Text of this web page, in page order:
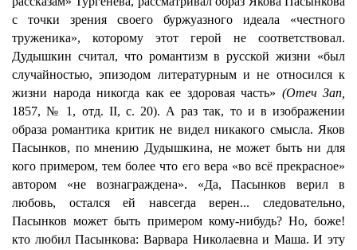
с точки зрения своего буржуазного идеала «честного
труженика», которому этот герой не соответствовал.
Дудышкин считал, что романтизм в русской жизни «был
случайностью, эпизодом литературным и не относился к
жизни народа никогда как ее здоровая часть» (Отеч Зап,
1857, № 1, отд. II, с. 20). А раз так, то и в изображении
образа романтика критик не видел никакого смысла. Яков
Пасынков, по мнению Дудышкина, не может быть ни для
кого примером, тем более что его вера «во всё прекрасное»
автором «не вознаграждена». «Да, Пасынков верил в
любовь, остался ей навсегда верен... следовательно,
Пасынков может быть примером кому-нибудь? Но, боже!
кто любил Пасынкова: Варвара Николаевна и Маша. И эту